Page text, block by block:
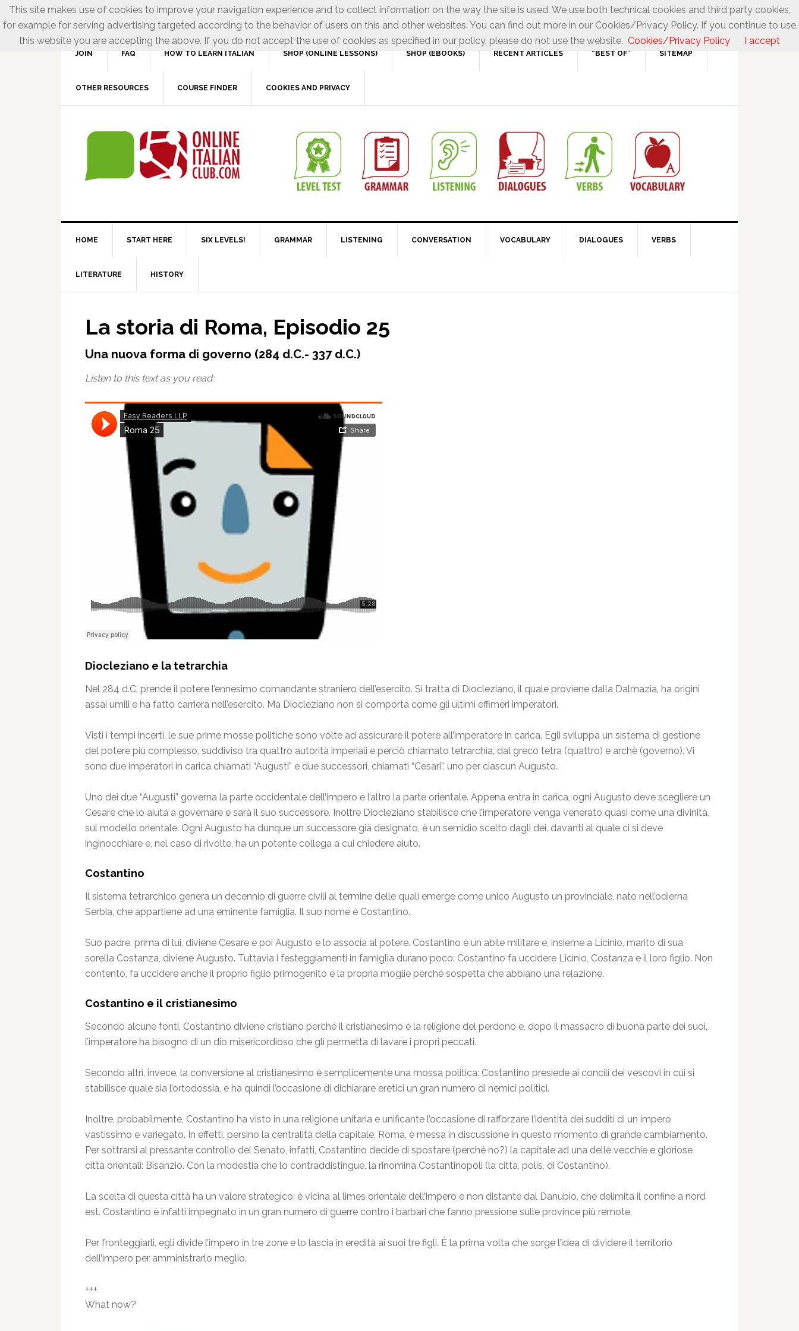
JOIN FAQ HOW TO LEARN ITALIAN SHOP (ONLINE LESSONS) SHOP (EBOOKS) RECENT ARTICLES “BEST OF” SITEMAP
OTHER RESOURCES COURSE FINDER COOKIES AND PRIVACY
HOME START HERE SIX LEVELS! GRAMMAR LISTENING CONVERSATION VOCABULARY DIALOGUES VERBS
LITERATURE HISTORY
La storia di Roma, Episodio 25
Una nuova forma di governo (284 d.C.- 337 d.C.)
Listen to this text as you read:
Diocleziano e la tetrarchia
Nel 284 d.C. prende il potere l’ennesimo comandante straniero dell’esercito. Si tratta di Diocleziano, il quale proviene dalla Dalmazia, ha origini
assai umili e ha fatto carriera nell’esercito. Ma Diocleziano non si comporta come gli ultimi effimeri imperatori.
Visti i tempi incerti, le sue prime mosse politiche sono volte ad assicurare il potere all’imperatore in carica. Egli sviluppa un sistema di gestione
del potere più complesso, suddiviso tra quattro autorità imperiali e perciò chiamato tetrarchia, dal greco tetra (quattro) e archè (governo). Vi
sono due imperatori in carica chiamati “Augusti” e due successori, chiamati “Cesari”, uno per ciascun Augusto.
Uno dei due “Augusti” governa la parte occidentale dell’impero e l’altro la parte orientale. Appena entra in carica, ogni Augusto deve scegliere un
Cesare che lo aiuta a governare e sarà il suo successore. Inoltre Diocleziano stabilisce che l’imperatore venga venerato quasi come una divinità,
sul modello orientale. Ogni Augusto ha dunque un successore già designato, è un semidio scelto dagli dei, davanti al quale ci si deve
inginocchiare e, nel caso di rivolte, ha un potente collega a cui chiedere aiuto.
Costantino
Il sistema tetrarchico genera un decennio di guerre civili al termine delle quali emerge come unico Augusto un provinciale, nato nell’odierna
Serbia, che appartiene ad una eminente famiglia. Il suo nome è Costantino.
Suo padre, prima di lui, diviene Cesare e poi Augusto e lo associa al potere. Costantino è un abile militare e, insieme a Licinio, marito di sua
sorella Costanza, diviene Augusto. Tuttavia i festeggiamenti in famiglia durano poco: Costantino fa uccidere Licinio, Costanza e il loro figlio. Non
contento, fa uccidere anche il proprio figlio primogenito e la propria moglie perché sospetta che abbiano una relazione.
Costantino e il cristianesimo
Secondo alcune fonti, Costantino diviene cristiano perché il cristianesimo è la religione del perdono e, dopo il massacro di buona parte dei suoi,
l’imperatore ha bisogno di un dio misericordioso che gli permetta di lavare i propri peccati.
Secondo altri, invece, la conversione al cristianesimo è semplicemente una mossa politica: Costantino presiede ai concili dei vescovi in cui si
stabilisce quale sia l’ortodossia, e ha quindi l’occasione di dichiarare eretici un gran numero di nemici politici.
Inoltre, probabilmente, Costantino ha visto in una religione unitaria e unificante l’occasione di rafforzare l’identità dei sudditi di un impero
vastissimo e variegato. In effetti, persino la centralità della capitale, Roma, è messa in discussione in questo momento di grande cambiamento.
Per sottrarsi al pressante controllo del Senato, infatti, Costantino decide di spostare (perché no?) la capitale ad una delle vecchie e gloriose
città orientali: Bisanzio. Con la modestia che lo contraddistingue, la rinomina Costantinopoli (la città, polis, di Costantino).
La scelta di questa città ha un valore strategico: è vicina al limes orientale dell’impero e non distante dal Danubio, che delimita il confine a nord
est. Costantino è infatti impegnato in un gran numero di guerre contro i barbari che fanno pressione sulle province più remote.
Per fronteggiarli, egli divide l’impero in tre zone e lo lascia in eredità ai suoi tre figli. È la prima volta che sorge l’idea di dividere il territorio
dell’impero per amministrarlo meglio.
+++
What now?
This site makes use of cookies to improve your navigation experience and to collect information on the way the site is used. We use both technical cookies and third party cookies,
for example for serving advertising targeted according to the behavior of users on this and other websites. You can find out more in our Cookies/Privacy Policy. If you continue to use
this website you are accepting the above. If you do not accept the use of cookies as specified in our policy, please do not use the website. Cookies/Privacy Policy I accept